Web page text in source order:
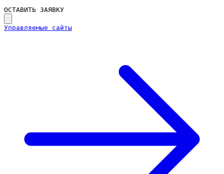
ОСТАВИТЬ ЗАЯВКУ
Управляемые сайты